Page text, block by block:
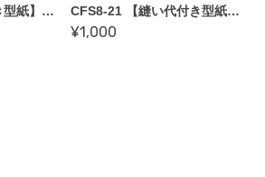
CFS8-16【縫い代付き型紙】ポケット付きビッグTシャツ by 吉川幸士さん／COTTON FRIEND SEWING vol.8 CFS8-21 【縫い代付き型紙】カシュクールワンピース by 清水基子さん／COTTON FRIEND SEWING vol.8
¥1,000